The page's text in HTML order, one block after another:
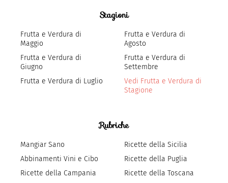
Stagioni
Frutta e Verdura di
Maggio
Frutta e Verdura di
Giugno
Frutta e Verdura di Luglio
Frutta e Verdura di
Agosto
Frutta e Verdura di
Settembre
Vedi Frutta e Verdura di
Stagione
Rubriche
Mangiar Sano
Abbinamenti Vini e Cibo
Ricette della Campania
Ricette della Sicilia
Ricette della Puglia
Ricette della Toscana